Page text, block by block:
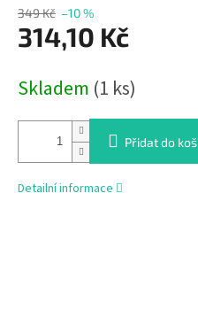
349 Kč –10 %
314,10 Kč
cena:
Skladem (1 ks)
Přidat do
Detailní informace